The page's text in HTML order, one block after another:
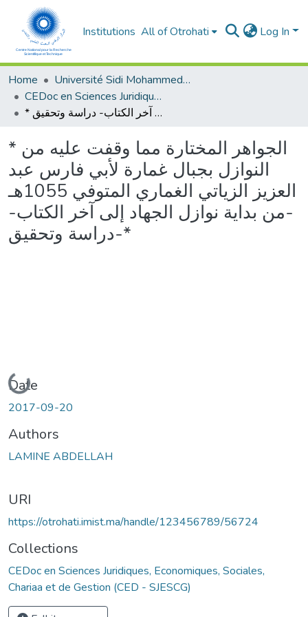
Institutions All of Otrohati Log In
Home
Université Sidi Mohammed Ben Abdellah - Fès
CEDoc en Sciences Juridiques, Economiques, Sociales, Chariaa et de Gestion (CED - SJESCG)
* الجواهر المختارة مما وقفت عليه من النوازل بجبال غمارة لأبي فارس عبد العزيز الزياتي الغماري المتوفي 1055هـ -من بداية نوازل الجهاد إلى آخر الكتاب- دراسة وتحقيق-*
* الجواهر المختارة مما وقفت عليه من
النوازل بجبال غمارة لأبي فارس عبد
العزيز الزياتي الغماري المتوفي 1055هـ
-من بداية نوازل الجهاد إلى آخر الكتاب-
دراسة وتحقيق-*
Loading...
Date
2017-09-20
Authors
LAMINE ABDELLAH
URI
https://otrohati.imist.ma/handle/123456789/56724
Collections
CEDoc en Sciences Juridiques, Economiques, Sociales,
Chariaa et de Gestion (CED - SJESCG)